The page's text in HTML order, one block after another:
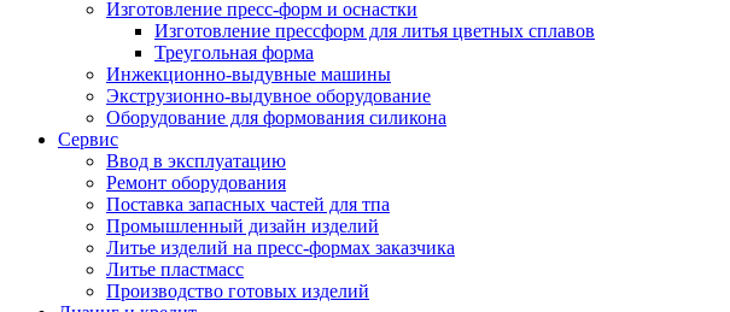
Изготовление пресс-форм и оснастки
Изготовление прессформ для литья цветных сплавов
Треугольная форма
Инжекционно-выдувные машины
Экструзионно-выдувное оборудование
Оборудование для формования силикона
Сервис
Ввод в эксплуатацию
Ремонт оборудования
Поставка запасных частей для тпа
Промышленный дизайн изделий
Литье изделий на пресс-формах заказчика
Литье пластмасс
Производство готовых изделий